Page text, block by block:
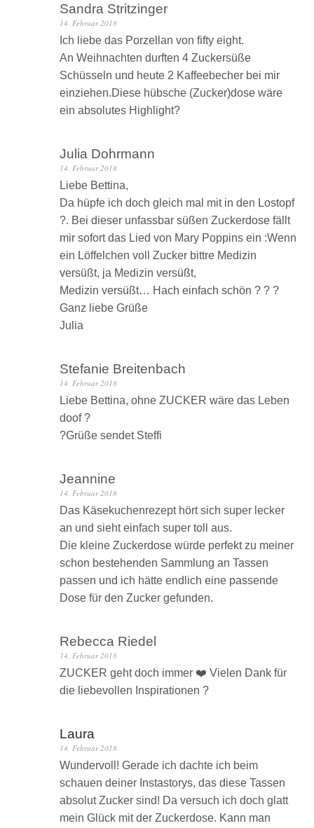
Sandra Stritzinger
14. Februar 2018
Ich liebe das Porzellan von fifty eight.
An Weihnachten durften 4 Zuckersüße
Schüsseln und heute 2 Kaffeebecher bei mir
einziehen.Diese hübsche (Zucker)dose wäre
ein absolutes Highlight?
Julia Dohrmann
14. Februar 2018
Liebe Bettina,
Da hüpfe ich doch gleich mal mit in den Lostopf
?. Bei dieser unfassbar süßen Zuckerdose fällt
mir sofort das Lied von Mary Poppins ein :Wenn
ein Löffelchen voll Zucker bittre Medizin
versüßt, ja Medizin versüßt,
Medizin versüßt… Hach einfach schön ? ? ?
Ganz liebe Grüße
Julia
Stefanie Breitenbach
14. Februar 2018
Liebe Bettina, ohne ZUCKER wäre das Leben
doof ?
?Grüße sendet Steffi
Jeannine
14. Februar 2018
Das Käsekuchenrezept hört sich super lecker
an und sieht einfach super toll aus.
Die kleine Zuckerdose würde perfekt zu meiner
schon bestehenden Sammlung an Tassen
passen und ich hätte endlich eine passende
Dose für den Zucker gefunden.
Rebecca Riedel
14. Februar 2018
ZUCKER geht doch immer ❤️ Vielen Dank für
die liebevollen Inspirationen ?
Laura
14. Februar 2018
Wundervoll! Gerade ich dachte ich beim
schauen deiner Instastorys, das diese Tassen
absolut Zucker sind! Da versuch ich doch glatt
mein Glück mit der Zuckerdose. Kann man